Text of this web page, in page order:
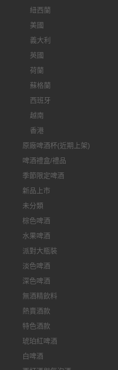
紐西蘭
美國
義大利
英國
荷蘭
蘇格蘭
西班牙
越南
香港
原廠啤酒杯(近期上架)
啤酒禮盒/禮品
季節限定啤酒
新品上市
未分類
棕色啤酒
水果啤酒
派對大瓶裝
淡色啤酒
深色啤酒
無酒精飲料
熱賣酒款
特色酒款
琥珀紅啤酒
白啤酒